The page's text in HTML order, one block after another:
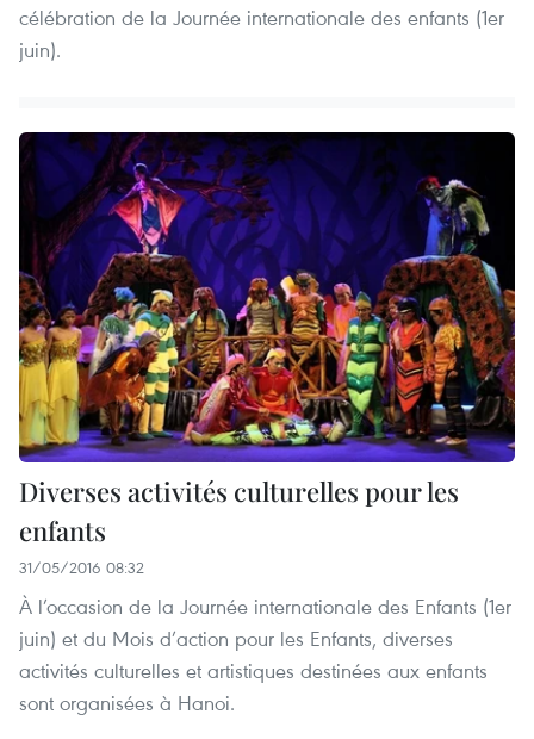
célébration de la Journée internationale des enfants (1er
juin).
Diverses activités culturelles pour les
enfants
31/05/2016 08:32
À l’occasion de la Journée internationale des Enfants (1er
juin) et du Mois d’action pour les Enfants, diverses
activités culturelles et artistiques destinées aux enfants
sont organisées à Hanoi.